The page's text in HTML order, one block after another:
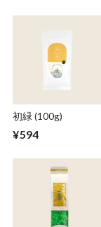
初緑 (100g)
¥594